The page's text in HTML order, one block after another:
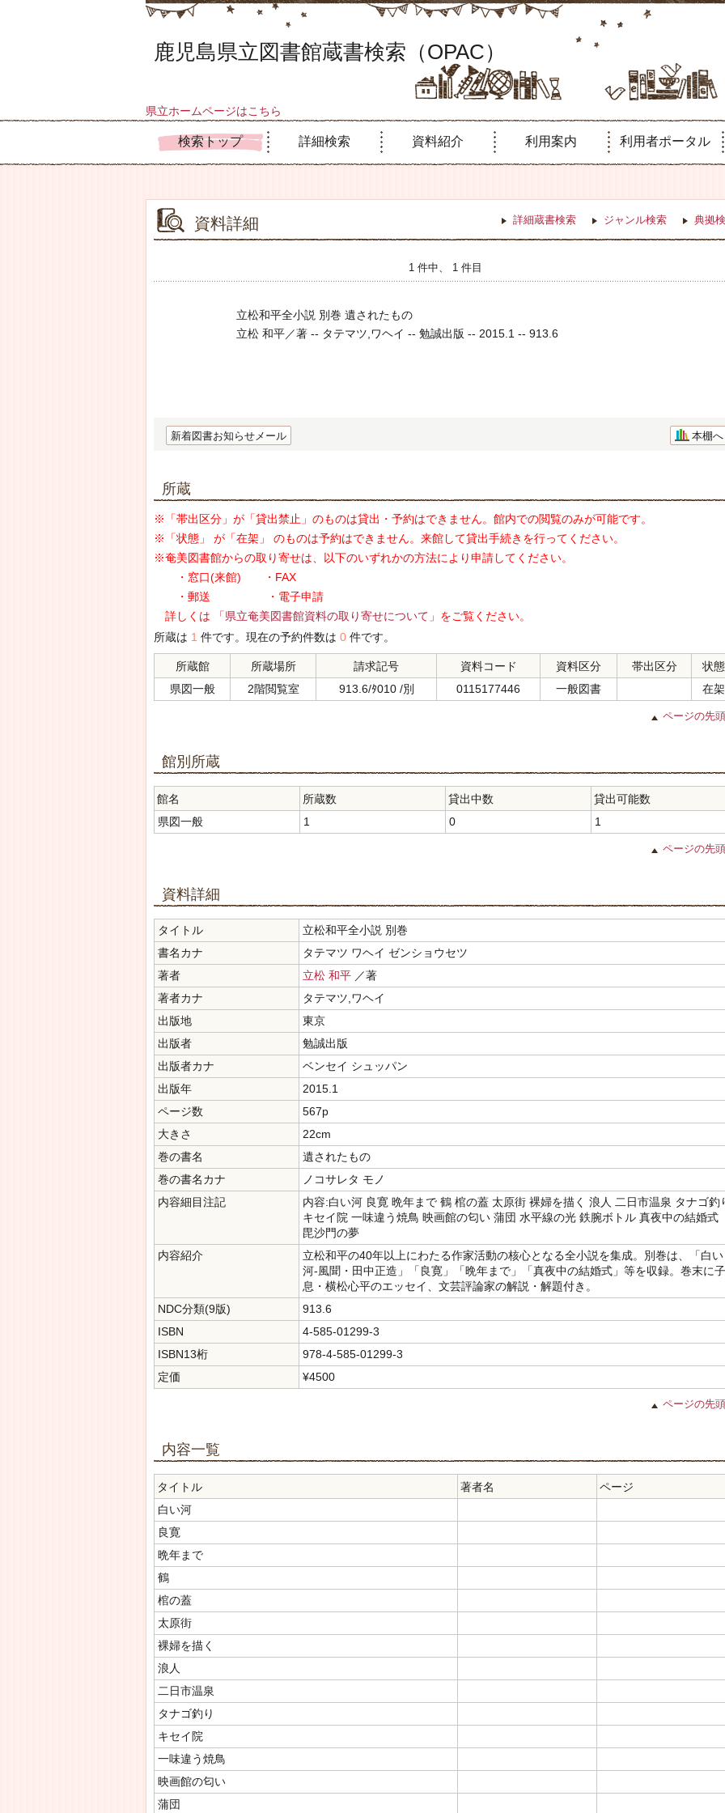
鹿児島県立図書館蔵書検索（OPAC）
県立ホームページはこちら
検索トップ 詳細検索 資料紹介 利用案内 利用者ポータル
資料詳細 詳細蔵書検索 ジャンル検索 典拠
1 件中、 1 件目
立松和平全小説 別巻 遺されたもの
立松 和平／著 -- タテマツ,ワヘイ -- 勉誠出版 -- 2015.1 -- 913.6
新着図書お知らせメール 本棚へ
所蔵
※「帯出区分」が「貸出禁止」のものは貸出・予約はできません。館内での閲覧のみが可能です。
※「状態」 が「在架」 のものは予約はできません。来館して貸出手続きを行ってください。
※奄美図書館からの取り寄せは、以下のいずれかの方法により申請してください。
・窓口(来館) ・FAX
・郵送 ・電子申請
詳しくは
「県立奄美図書館資料の取り寄せについて」 をご覧ください。
所蔵は 1 件です。現在の予約件数は 0 件です。
所蔵館 所蔵場所 請求記号 資料コード 資料区分 帯出区分
状態
県図一般
2階閲覧室 913.6/ﾀ010 /別 0115177446 一般図書 在架
ページの先
館別所蔵
館名 所蔵数 貸出中数
貸出可能数
県図一般
1 0 1
ページの先
資料詳細
タイトル
立松和平全小説 別巻
書名カナ
タテマツ ワヘイ ゼンショウセツ
著者
立松 和平 ／著
著者カナ
タテマツ,ワヘイ
出版地
東京
出版者
勉誠出版
出版者カナ
ベンセイ シュッパン
出版年
2015.1
ページ数
567p
大きさ
22cm
巻の書名
遺されたもの
巻の書名カナ
ノコサレタ モノ
内容細目注記
内容:白い河 良寛 晩年まで 鶴 棺の蓋 太原街 裸婦を描く 浪人 二日市温泉 タナゴ釣
キセイ院 一味違う焼鳥 映画館の匂い 蒲団 水平線の光 鉄腕ボトル 真夜中の結婚式
毘沙門の夢
内容紹介
立松和平の40年以上にわたる作家活動の核心となる全小説を集成。別巻は、「白い
河-風聞・田中正造」「良寛」「晩年まで」「真夜中の結婚式」等を収録。巻末に子
息・横松心平のエッセイ、文芸評論家の解説・解題付き。
NDC分類(9版)
913.6
ISBN
4-585-01299-3
ISBN13桁
978-4-585-01299-3
定価
¥4500
ページの先
内容一覧
タイトル 著者名
ページ
白い河
良寛
晩年まで
鶴
棺の蓋
太原街
裸婦を描く
浪人
二日市温泉
タナゴ釣り
キセイ院
一味違う焼鳥
映画館の匂い
蒲団